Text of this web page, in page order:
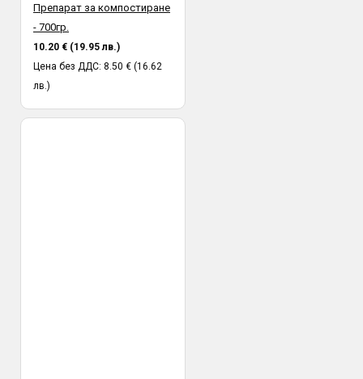
Препарат за компостиране
- 700гр.
10.20 € (19.95 лв.)
Цена без ДДС: 8.50 € (16.62
лв.)